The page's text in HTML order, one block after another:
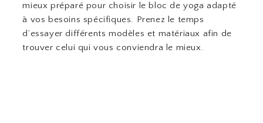
mieux préparé pour choisir le bloc de yoga adapté
à vos besoins spécifiques. Prenez le temps
d’essayer différents modèles et matériaux afin de
trouver celui qui vous conviendra le mieux.